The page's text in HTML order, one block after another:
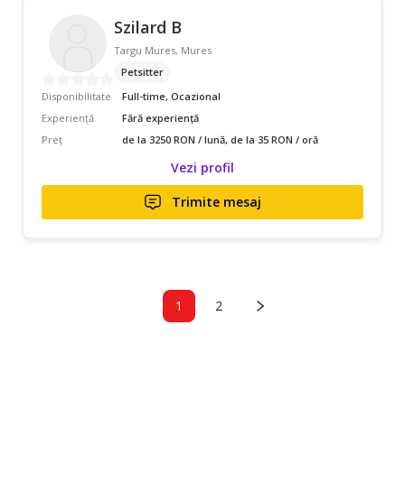
Szilard B
Targu Mures, Mures
Petsitter
Disponibilitate
Full-time, Ocazional
Experiență
Fără experiență
Preț
de la 3250 RON / lună, de la 35 RON / oră
Vezi profil
Trimite mesaj
1 2